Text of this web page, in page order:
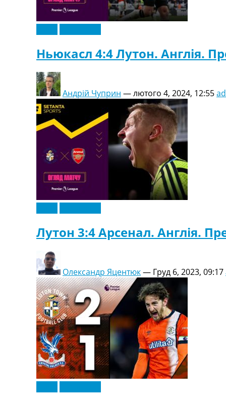
Ньюкасл 4:4 Лутон. Англія.
Андрій Чуприн —лютого 4, 2024, 12:55
Лутон 3:4 Арсенал. Англія.
Олександр Яцентюк— Груд 6, 2023, 09:17